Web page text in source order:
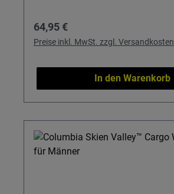
Regulärer Preis:
64,95 €
Preise inkl. MwSt. zzgl. Versandkosten
In den Warenkorb